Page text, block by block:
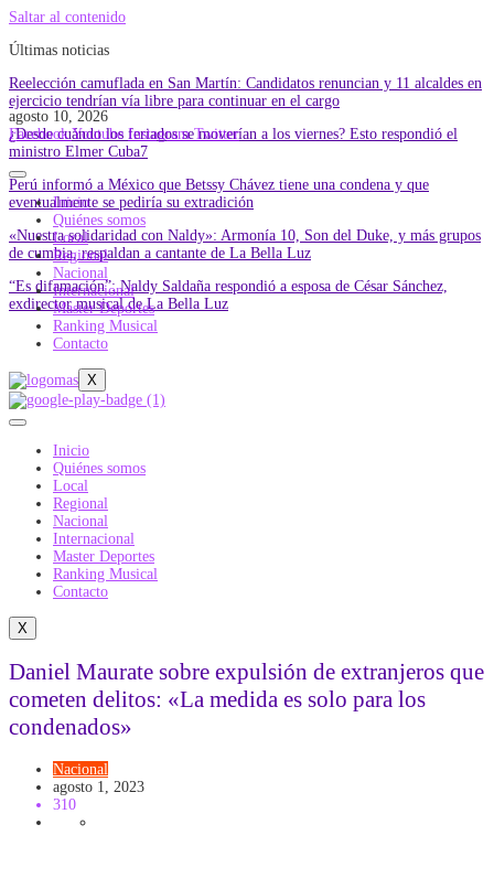
Saltar al contenido
Últimas noticias
Reelección camuflada en San Martín: Candidatos renuncian y 11 alcaldes en
ejercicio tendrían vía libre para continuar en el cargo
¿Desde cuándo los feriados se moverían a los viernes? Esto respondió el
ministro Elmer Cuba7
Perú informó a México que Betssy Chávez tiene una condena y que
eventualmente se pediría su extradición
«Nuestra solidaridad con Naldy»: Armonía 10, Son del Duke, y más grupos
de cumbia, respaldan a cantante de La Bella Luz
“Es difamación”: Naldy Saldaña respondió a esposa de César Sánchez,
exdirector musical de La Bella Luz
agosto 10, 2026
Facebook Youtube Instagram Twitter
Inicio
Quiénes somos
Local
Regional
Nacional
Internacional
Master Deportes
Ranking Musical
Contacto
X
Inicio
Quiénes somos
Local
Regional
Nacional
Internacional
Master Deportes
Ranking Musical
Contacto
X
Daniel Maurate sobre expulsión de extranjeros que
cometen delitos: «La medida es solo para los
condenados»
Nacional
agosto 1, 2023
310